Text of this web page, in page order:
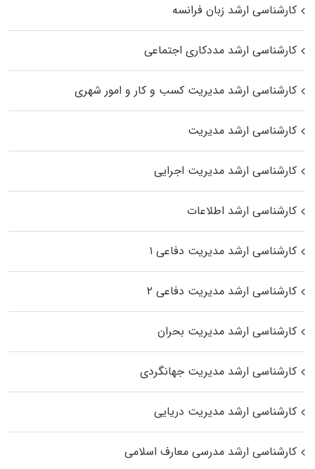
کارشناسی ارشد زبان فرانسه
کارشناسی ارشد مددکاری اجتماعی
کارشناسی ارشد مدیریت کسب و کار و امور شهری
کارشناسی ارشد مدیریت
کارشناسی ارشد مدیریت اجرایی
کارشناسی ارشد اطلاعات
کارشناسی ارشد مدیریت دفاعی ۱
کارشناسی ارشد مدیریت دفاعی ۲
کارشناسی ارشد مدیریت بحران
کارشناسی ارشد مدیریت جهانگردی
کارشناسی ارشد مدیریت دریایی
کارشناسی ارشد مدرسی معارف اسلامی